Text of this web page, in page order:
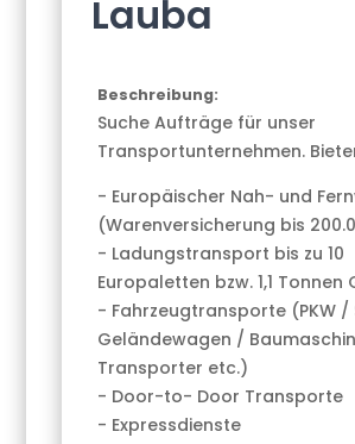
Lauba
Beschreibung:
Suche Aufträge für unser
Transportunternehmen.
- Europäischer Nah- und
(Warenversicherung bis
- Ladungstransport bis zu 10
Europaletten bzw. 1,1 Tonnen
- Fahrzeugtransporte (PKW /
Geländewagen /
Transporter etc.)
- Door-to- Door Transporte
- Expressdienste